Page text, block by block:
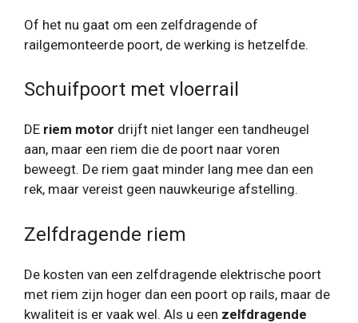
Of het nu gaat om een ​​zelfdragende of
railgemonteerde poort, de werking is hetzelfde.
Schuifpoort met vloerrail
DE riem motor drijft niet langer een tandheugel
aan, maar een riem die de poort naar voren
beweegt. De riem gaat minder lang mee dan een
rek, maar vereist geen nauwkeurige afstelling.
Zelfdragende riem
De kosten van een zelfdragende elektrische poort
met riem zijn hoger dan een poort op rails, maar de
kwaliteit is er vaak wel. Als u een zelfdragende